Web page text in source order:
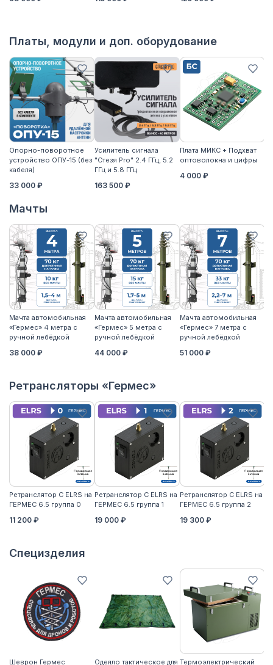
Платы, модули и доп. оборудование
Опорно-поворотное
устройство ОПУ-15 (без
кабеля)
33 000 ₽
Усилитель сигнала
"Стезя Pro" 2.4 ГГц, 5.2
ГГц и 5.8 ГГц
163 500 ₽
Плата МИКС + Подхват
оптоволокна и цифры
4 000 ₽
Мачты
Мачта автомобильная
«Гермес» 4 метра с
ручной лебёдкой
38 000 ₽
Мачта автомобильная
«Гермес» 5 метра с
ручной лебёдкой
44 000 ₽
Мачта автомобильная
«Гермес» 7 метра с
ручной лебёдкой
51 000 ₽
Ретрансляторы «Гермес»
Ретранслятор С ELRS на
ГЕРМЕС 6.5 группа 0
11 200 ₽
Ретранслятор С ELRS на
ГЕРМЕС 6.5 группа 1
19 000 ₽
Ретранслятор С ELRS на
ГЕРМЕС 6.5 группа 2
19 300 ₽
Специзделия
Шеврон Гермес Одеяло тактическое для Термоэлектрический